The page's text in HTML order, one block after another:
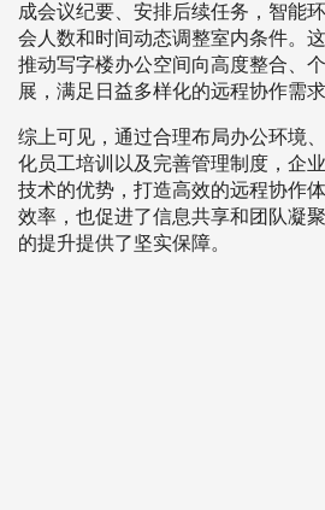
成会议纪要、安排后续任务，智能
会人数和时间动态调整室内条件。
推动写字楼办公空间向高度整合、
展，满足日益多样化的远程协作需求
综上可见，通过合理布局办公环境
化员工培训以及完善管理制度，企
技术的优势，打造高效的远程协作
效率，也促进了信息共享和团队凝
的提升提供了坚实保障。